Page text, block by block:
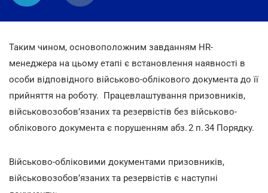
Таким чином, основоположним завданням HR-
менеджера на цьому етапі є встановлення наявності в
особи відповідного військово-облікового документа до її
прийняття на роботу. Працевлаштування призовників,
військовозобов’язаних та резервістів без військово-
облікового документа є порушенням абз. 2 п. 34 Порядку.
Військово-обліковими документами призовників,
військовозобов’язаних та резервістів є наступні